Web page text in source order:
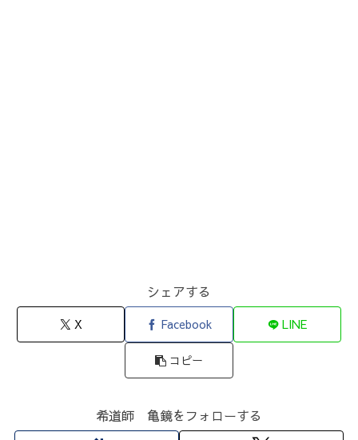
シェアする
X Facebook LINE
コピー
希道師 亀鏡をフォローする